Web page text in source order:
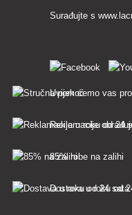
Surađujte s
Uvijek ćemo vas
Reklamacije
85% robe na zalihi
Dostava u roku od